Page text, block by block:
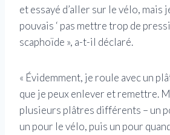
et essayé d’aller sur le vélo, mais
pouvais ‘ pas mettre trop de
scaphoïde », a-t-il déclaré.
« Évidemment, je roule avec un
que je peux enlever et remettre.
plusieurs plâtres différents – un
un pour le vélo, puis un pour